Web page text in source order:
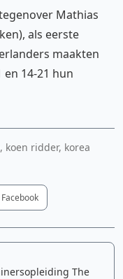
Mathias
als eerste
maakten
14-21 hun
ridder, korea
Facebook
The